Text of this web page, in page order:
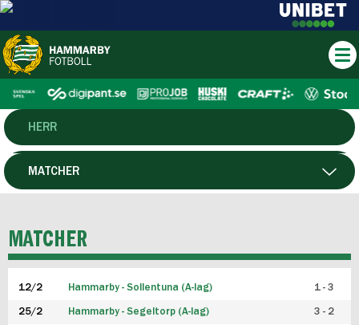
HERR
DAM
P19
F19
MATCHER
MATCHER
12/2 Hammarby - Sollentuna (A-lag) 1 - 3
25/2 Hammarby - Segeltorp (A-lag) 3 - 2